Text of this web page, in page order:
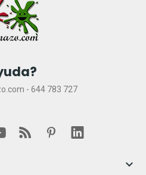
- 644 783 727
